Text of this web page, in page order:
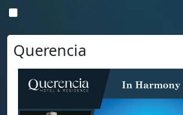
Querencia